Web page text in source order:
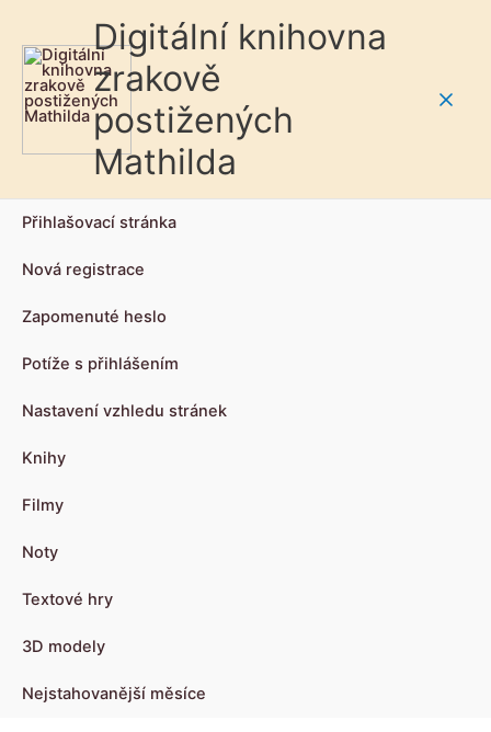
Digitální knihovna
zrakově
postižených
Mathilda
Přihlašovací stránka
Nová registrace
Zapomenuté heslo
Potíže s přihlášením
Nastavení vzhledu stránek
Knihy
Filmy
Noty
Textové hry
3D modely
Nejstahovanější měsíce